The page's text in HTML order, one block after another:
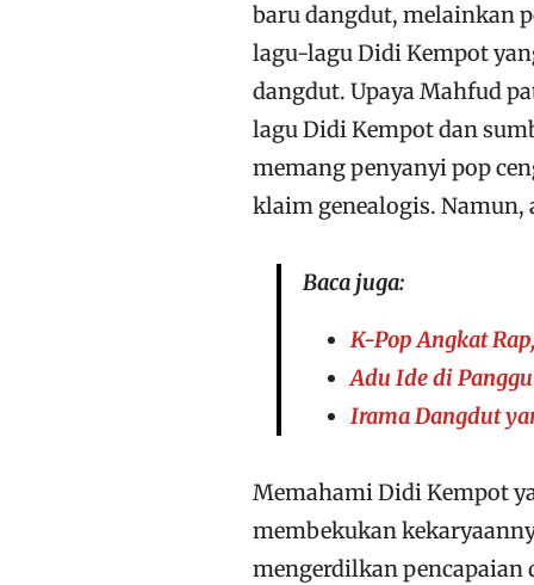
baru dangdut, melainkan
lagu-lagu Didi Kempot
dangdut. Upaya Mahfud
lagu Didi Kempot dan
memang penyanyi pop
klaim genealogis. Namun,
Baca juga:
K-Pop Angkat
Adu Ide di
Irama Dangdut
Memahami Didi Kempot
membekukan
mengerdilkan pencapaian